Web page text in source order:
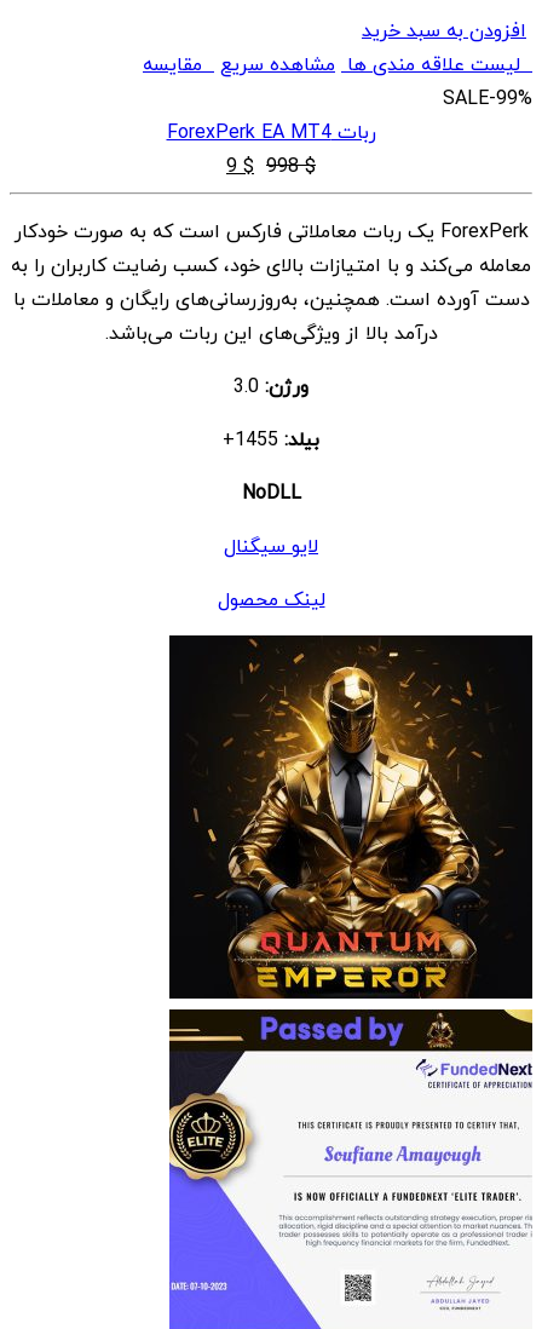
افزودن به سبد خرید
لیست علاقه مندی ها مشاهده سریعمقایسه
SALE-99%
ربات ForexPerk EA MT4
$
998
قیمت
اصلی
$ 998
بود.
$
9 قیمت
فعلی
$ 9
است.
ForexPerk یک ربات معاملاتی فارکس است که به صورت خودکار
معامله می‌کند و با امتیازات بالای خود، کسب رضایت کاربران را به
دست آورده است. همچنین، به‌روزرسانی‌های رایگان و معاملات با
درآمد بالا از ویژگی‌های این ربات می‌باشد.
ورژن:
بیلد:
NoDLL
لایو سیگنال
لینک محصول